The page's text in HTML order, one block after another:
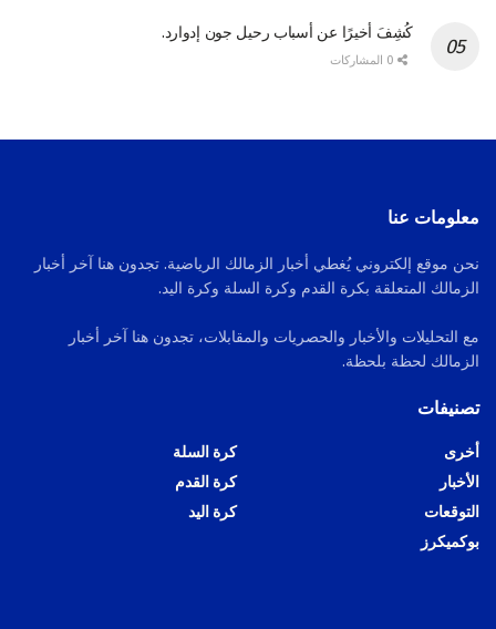
كُشِفَ أخيرًا عن أسباب رحيل جون إدوارد.
معلومات عنا
نحن موقع إلكتروني يُغطي أخبار الزمالك الرياضية. تجدون هنا آخر أخبار
الزمالك المتعلقة بكرة القدم وكرة السلة وكرة اليد.
مع التحليلات والأخبار والحصريات والمقابلات، تجدون هنا آخر أخبار
الزمالك لحظة بلحظة.
تصنيفات
أخرى
الأخبار
التوقعات
بوكميكرز
كرة السلة
كرة القدم
كرة اليد